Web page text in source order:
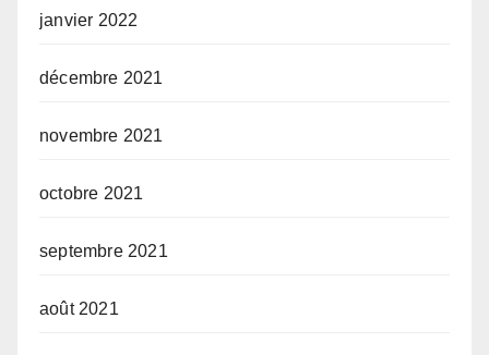
janvier 2022
décembre 2021
novembre 2021
octobre 2021
septembre 2021
août 2021